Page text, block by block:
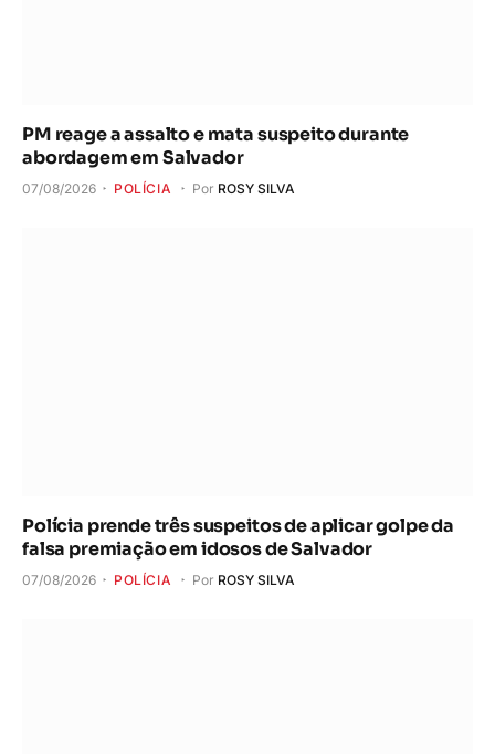
PM reage a assalto e mata suspeito durante
abordagem em Salvador
07/08/2026 POLÍCIA Por ROSY SILVA
Polícia prende três suspeitos de aplicar golpe da
falsa premiação em idosos de Salvador
07/08/2026 POLÍCIA Por ROSY SILVA